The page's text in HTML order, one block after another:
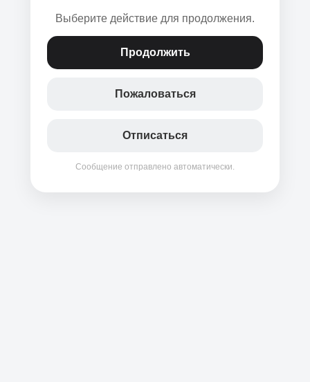
Выберите действие для продолжения.
Продолжить
Пожаловаться
Отписаться
Сообщение отправлено автоматически.